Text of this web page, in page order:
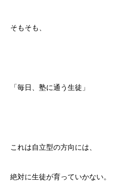
そもそも、
「毎日、塾に通う生徒」
これは自立型の方向には、
絶対に生徒が育っていかない。